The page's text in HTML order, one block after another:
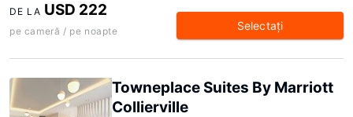
DE LA USD 222
pe cameră / pe noapte Selectaţi
Towneplace Suites By Marriott
Collierville